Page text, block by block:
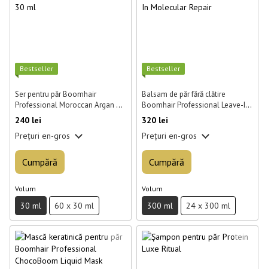
Best­seller
Ser pentru păr Boomhair
Professional Moroccan Argan 30
ml
240 lei
Prețuri en-gros
Cumpără
Volum
30 ml 60 x 30 ml
Best­seller
Balsam de păr fără clătire
Boomhair Professional Leave-In
Molecular Repair 300 ml
320 lei
Prețuri en-gros
Cumpără
Volum
300 ml 24 x 300 ml